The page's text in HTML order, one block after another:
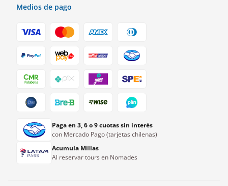
Medios de pago
Paga en 3, 6 o 9 cuotas sin interés
con Mercado Pago (tarjetas chilenas)
Acumula Millas
Al reservar tours en Nomades